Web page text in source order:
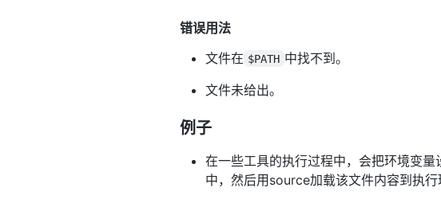
错误用法
文件在 $PATH 中找不到。
文件未给出。
例子
在一些工具的执行过程中，会把环境变
中，然后用source加载该文件内容到执行